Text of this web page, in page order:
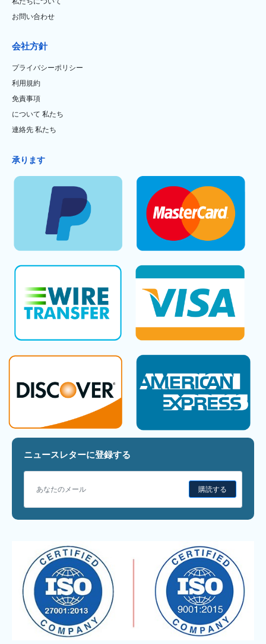
お問い合わせ
会社方針
プライバシーポリシー
利用規約
免責事項
について 私たち
連絡先 私たち
承ります
ニュースレターに登録する
購読する